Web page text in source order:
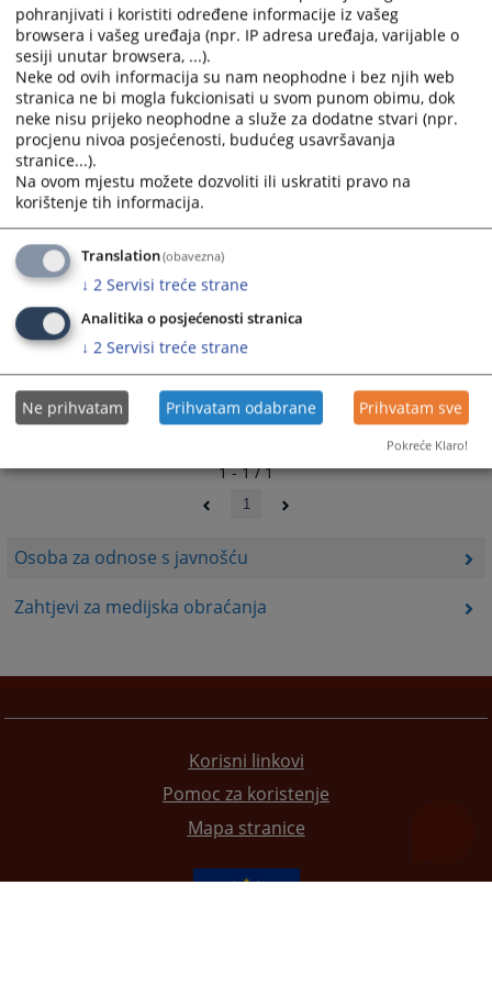
Osoba za odnose s javnošću
Zahtjevi za medijska obraćanja
1 - 1 / 1
1
Korisni linkovi
Pomoc za koristenje
Mapa stranice
pohranjivati i koristiti određene informacije iz vašeg
browsera i vašeg uređaja (npr. IP adresa uređaja, varijable o
sesiji unutar browsera, ...).
Neke od ovih informacija su nam neophodne i bez njih web
stranica ne bi mogla fukcionisati u svom punom obimu, dok
neke nisu prijeko neophodne a služe za dodatne stvari (npr.
procjenu nivoa posjećenosti, budućeg usavršavanja
stranice...).
Na ovom mjestu možete dozvoliti ili uskratiti pravo na
korištenje tih informacija.
Translation(obavezna)
↓ 2 Servisi treće strane
Analitika o posjećenosti stranica
↓ 2 Servisi treće strane
Ne prihvatam Prihvatam odabrane Prihvatam sve
Pokreće Klaro!